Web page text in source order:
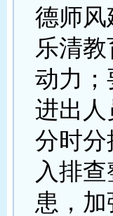
德师风
乐清
动力；
进出人
分时分
入排
患，